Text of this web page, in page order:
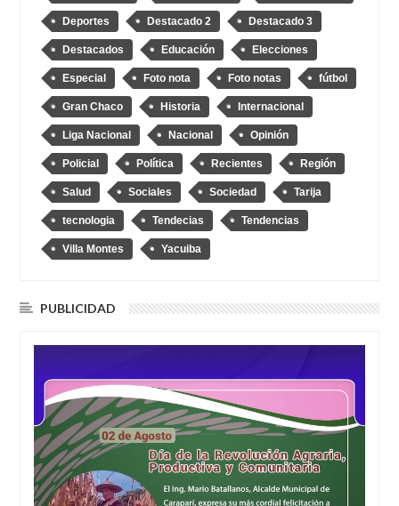
Deportes Destacado 2 Destacado 3
Destacados Educación Elecciones
Especial Foto nota Foto notas fútbol
Gran Chaco Historia Internacional
Liga Nacional Nacional Opinión
Policial Política Recientes Región
Salud Sociales Sociedad Tarija
tecnologia Tendecias Tendencias
Villa Montes Yacuiba
PUBLICIDAD